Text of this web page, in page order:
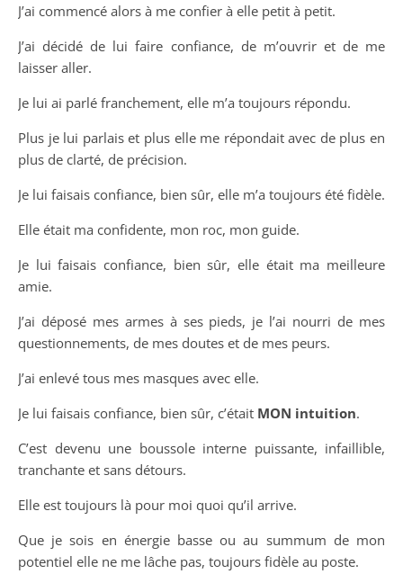
J’ai commencé alors à me confier à elle petit à petit.
J’ai décidé de lui faire confiance, de m’ouvrir et de me
laisser aller.
Je lui ai parlé franchement, elle m’a toujours répondu.
Plus je lui parlais et plus elle me répondait avec de plus en
plus de clarté, de précision.
Je lui faisais confiance, bien sûr, elle m’a toujours été fidèle.
Elle était ma confidente, mon roc, mon guide.
Je lui faisais confiance, bien sûr, elle était ma meilleure
amie.
J’ai déposé mes armes à ses pieds, je l’ai nourri de mes
questionnements, de mes doutes et de mes peurs.
J’ai enlevé tous mes masques avec elle.
Je lui faisais confiance, bien sûr, c’était MON intuition.
C’est devenu une boussole interne puissante, infaillible,
tranchante et sans détours.
Elle est toujours là pour moi quoi qu’il arrive.
Que je sois en énergie basse ou au summum de mon
potentiel elle ne me lâche pas, toujours fidèle au poste.